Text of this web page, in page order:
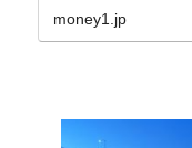
money1.jp